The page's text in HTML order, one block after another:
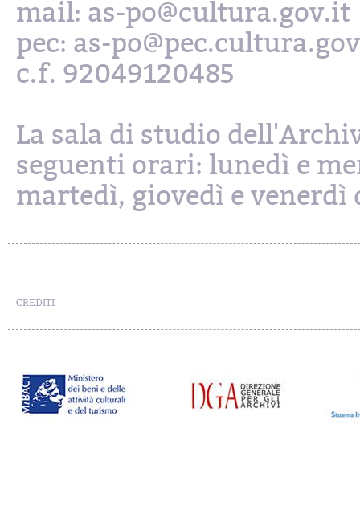
mail: as-po@cultura.gov.it
pec: as-
c.f. 92049120485
La sala di studio
seguenti orari: lunedì e
martedì, giovedì e venerdì
CREDITI